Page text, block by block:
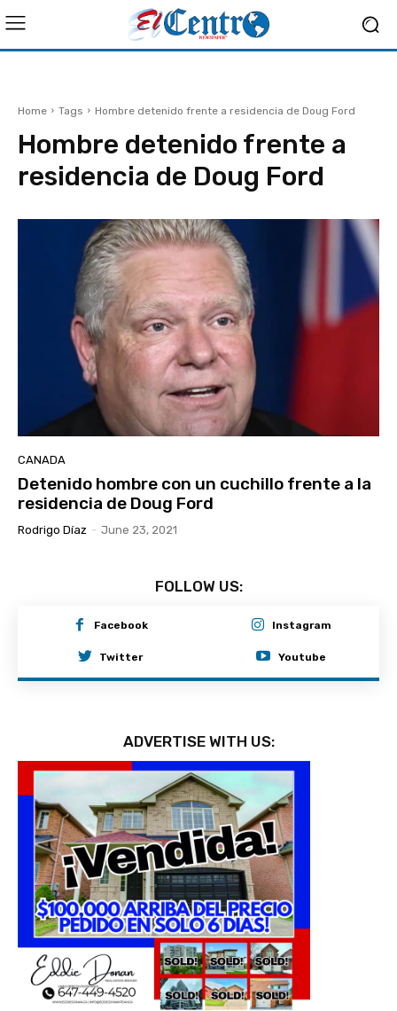
Home Tags Hombre detenido frente a residencia de Doug Ford
Hombre detenido frente a
residencia de Doug Ford
CANADA
Detenido hombre con un cuchillo frente a la
residencia de Doug Ford
Rodrigo Díaz - June 23, 2021
FOLLOW US:
Facebook Instagram
Twitter Youtube
ADVERTISE WITH US: